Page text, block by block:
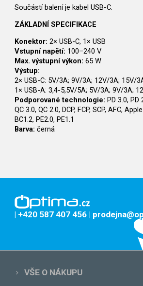
Součástí balení je kabel USB-C.
ZÁKLADNÍ SPECIFIKACE
Konektor: 2× USB-C, 1× USB
Vstupní napětí: 100–240 V
Max. výstupní výkon: 65 W
Výstup:
2× USB-C: 5V/3A; 9V/3A; 12V/3A; 15V/
1× USB-A: 3,4-5,5V/5A; 5V/3A; 9V/3A;
Podporované technologie: PD 3.0, PD
QC 3.0, QC 2.0, DCP, FCP, SCP, AFC,
BC1.2, PE2.0, PE1.1
Barva: černá
| +420 587 407 456 |
VŠE O NÁKUPU